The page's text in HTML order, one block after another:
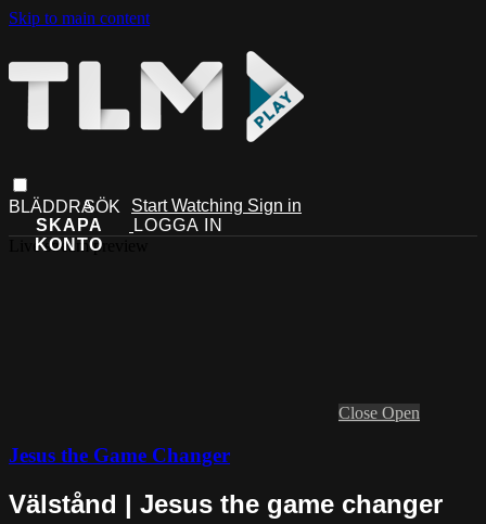
Skip to main content
Start Watching Sign in
Live stream preview
Close Open
Jesus the Game Changer
Välstånd | Jesus the game changer